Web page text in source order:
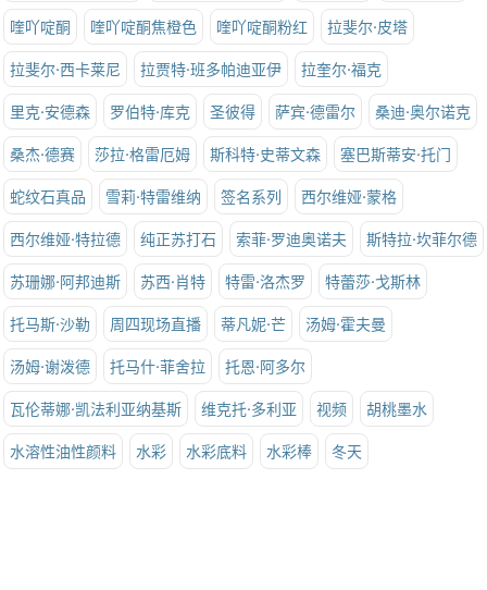
喹吖啶酮 喹吖啶酮焦橙色 喹吖啶酮粉红 拉斐尔·皮塔
拉斐尔·西卡莱尼 拉贾特·班多帕迪亚伊 拉奎尔·福克
里克·安德森 罗伯特·库克 圣彼得 萨宾·德雷尔 桑迪·奥尔诺克
桑杰·德赛 莎拉·格雷厄姆 斯科特·史蒂文森 塞巴斯蒂安·托门
蛇纹石真品 雪莉·特雷维纳 签名系列 西尔维娅·蒙格
西尔维娅·特拉德 纯正苏打石 索菲·罗迪奥诺夫 斯特拉·坎菲尔德
苏珊娜·阿邦迪斯 苏西·肖特 特雷·洛杰罗 特蕾莎·戈斯林
托马斯·沙勒 周四现场直播 蒂凡妮·芒 汤姆·霍夫曼
汤姆·谢泼德 托马什·菲舍拉 托恩·阿多尔
瓦伦蒂娜·凯法利亚纳基斯 维克托·多利亚 视频 胡桃墨水
水溶性油性颜料 水彩 水彩底料 水彩棒 冬天